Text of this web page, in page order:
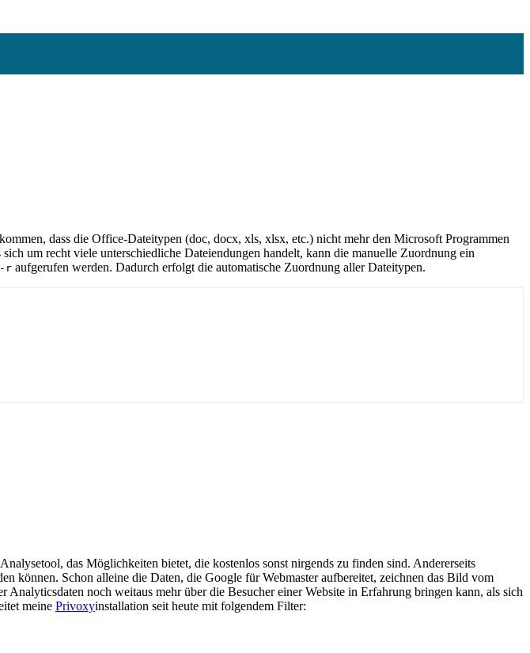
dass die Office-Dateitypen (doc, docx, xls, xlsx, etc.) nicht mehr den Microsoft Programmen
um recht viele unterschiedliche Dateiendungen handelt, kann die manuelle Zuordnung ein
-r aufgerufen werden. Dadurch erfolgt die automatische Zuordnung aller Dateitypen.
das Möglichkeiten bietet, die kostenlos sonst nirgends zu finden sind. Andererseits
können. Schon alleine die Daten, die Google für Webmaster aufbereitet, zeichnen das Bild vom
noch weitaus mehr über die Besucher einer Website in Erfahrung bringen kann, als sich
meine Privoxyinstallation seit heute mit folgendem Filter: